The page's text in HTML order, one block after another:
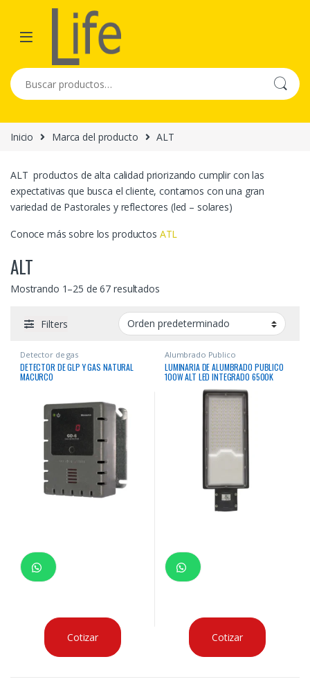
Skip to navigation
Skip to content
Buscar por:
Inicio Marca del producto ALT
ALT productos de alta calidad priorizando cumplir con las
expectativas que busca el cliente, contamos con una gran
variedad de Pastorales y reflectores (led – solares)
Conoce más sobre los productos ATL
ALT
Mostrando 1–25 de 67 resultados
Filters
Detector de gas
DETECTOR DE GLP Y GAS NATURAL
MACURCO
Cotizar
Alumbrado Publico
LUMINARIA DE ALUMBRADO PUBLICO
100W ALT LED INTEGRADO 6500K
9000LM IP65 50-60HZ
Cotizar